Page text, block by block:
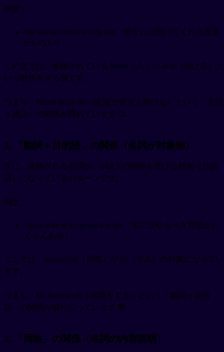
例文：
She has no friend to help her.（彼女には助けてくれる友達
がいない）
この文では、修飾されている friend（人）が help（助ける）と
いう動作をする側です。
つまり、Friend helps her（友達が彼女を助ける）という「主語
＋述語」の関係が隠れています 🤝
2. 「動詞＋目的語」の関係（名詞が対象物）
次に、修飾される名詞が、to以下の動作を受ける対象（目的
語）になっているパターンです。
例文：
I have a lot of homework to do.（私にはやるべき宿題がた
くさんある）
ここでは、homework（宿題）が do（する）の対象になってい
ます。
つまり、Do homework（宿題をする）という「動詞＋目的
語」の関係が成り立っています 📚
3. 「同格」の関係（名詞の内容説明）